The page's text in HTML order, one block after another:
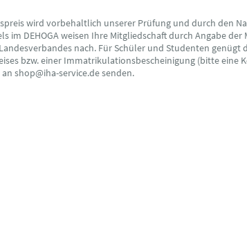
wird vorbehaltlich unserer Prüfung und durch den
im DEHOGA weisen Ihre Mitgliedschaft durch Angabe
nach. Für Schüler und Studenten genügt
bzw. einer Immatrikulationsbescheinigung (bitte eine
shop@iha-service.de senden.